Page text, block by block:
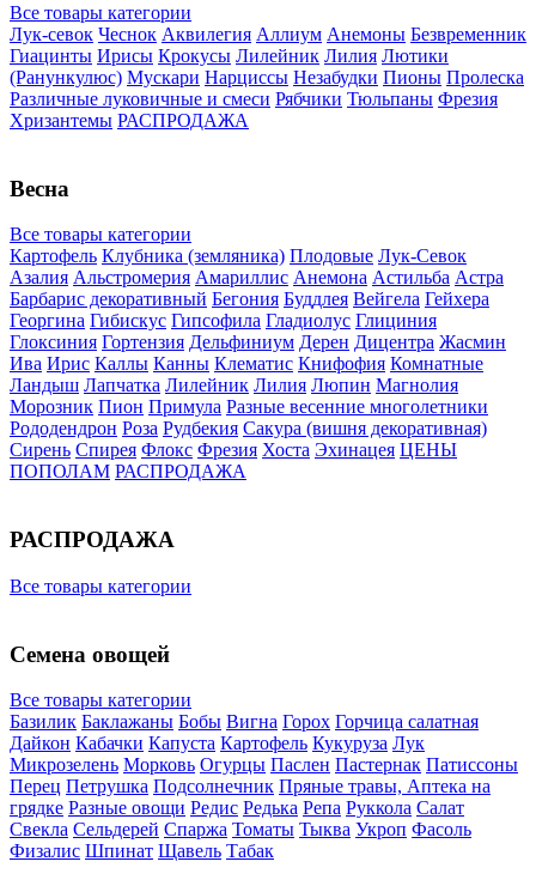
Все товары категории
Лук-севок Чеснок Аквилегия Аллиум Анемоны Безвременник
Гиацинты Ирисы Крокусы Лилейник Лилия Лютики
(Ранункулюс) Мускари Нарцисcы Незабудки Пионы Пролеска
Различные луковичные и смеси Рябчики Тюльпаны Фрезия
Хризантемы РАСПРОДАЖА
Весна
Все товары категории
Картофель Клубника (земляника) Плодовые Лук-Севок
Азалия Альстромерия Амариллис Анемона Астильба Астра
Барбарис декоративный Бегония Буддлея Вейгела Гейхера
Георгина Гибискус Гипсофила Гладиолус Глициния
Глоксиния Гортензия Дельфиниум Дерен Дицентра Жасмин
Ива Ирис Каллы Канны Клематис Книфофия Комнатные
Ландыш Лапчатка Лилейник Лилия Люпин Магнолия
Морозник Пион Примула Разные весенние многолетники
Рододендрон Роза Рудбекия Сакура (вишня декоративная)
Сирень Спирея Флокс Фрезия Хоста Эхинацея ЦЕНЫ
ПОПОЛАМ РАСПРОДАЖА
РАСПРОДАЖА
Все товары категории
Семена овощей
Все товары категории
Базилик Баклажаны Бобы Вигна Горох Горчица салатная
Дайкон Кабачки Капуста Картофель Кукуруза Лук
Микрозелень Морковь Огурцы Паслен Пастернак Патиссоны
Перец Петрушка Подсолнечник Пряные травы, Аптека на
грядке Разные овощи Редис Редька Репа Руккола Салат
Свекла Сельдерей Спаржа Томаты Тыква Укроп Фасоль
Физалис Шпинат Щавель Табак